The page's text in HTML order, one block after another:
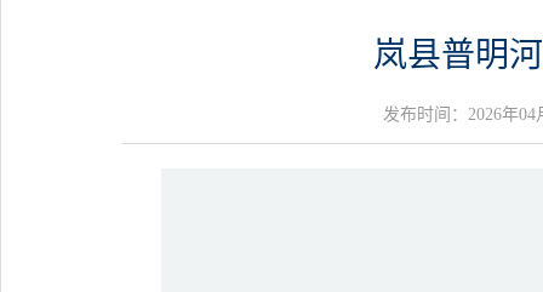
岚县普明
发布时间：2026年04